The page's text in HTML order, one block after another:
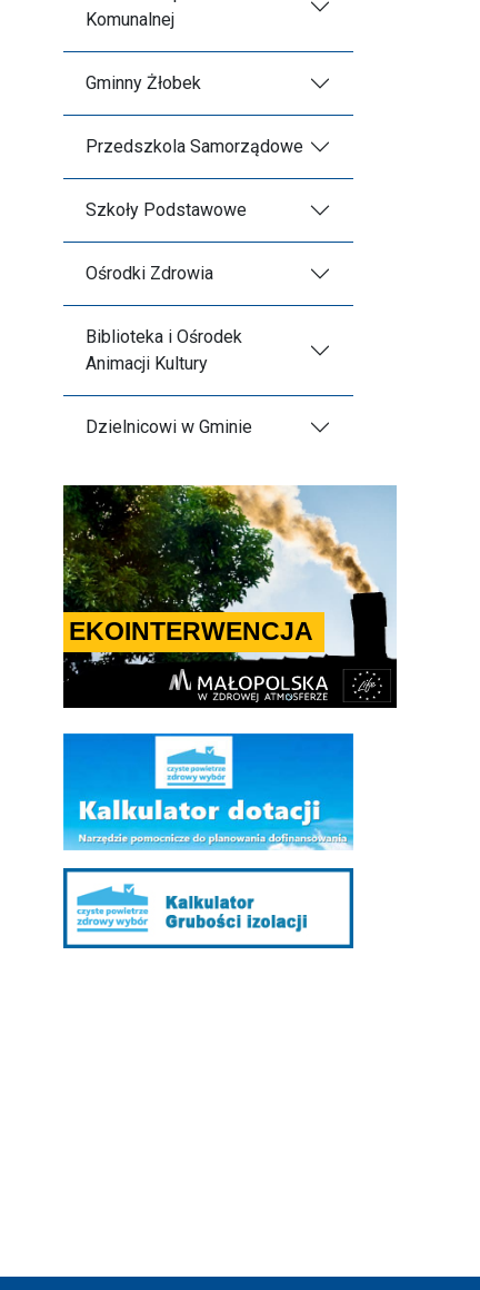
Komunalnej
Gminny Żłobek
Przedszkola Samorządowe
Szkoły Podstawowe
Ośrodki Zdrowia
Biblioteka i Ośrodek
Animacji Kultury
Dzielnicowi w Gminie